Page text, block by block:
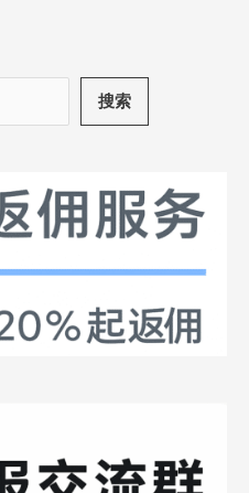
搜索